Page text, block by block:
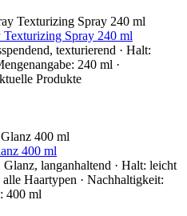
Spray 240 ml
texturierend · Halt:
240 ml ·
Produkte
400 ml
langanhaltend · Halt: leicht
Haartypen · Nachhaltigkeit:
400 ml